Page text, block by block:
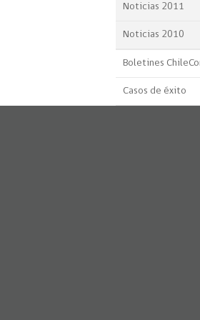
Noticias 2011
Noticias 2010
Boletines
Casos de éxito